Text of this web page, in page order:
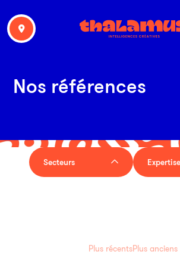
Nos références
Secteurs
Plus récentsPlus anciens